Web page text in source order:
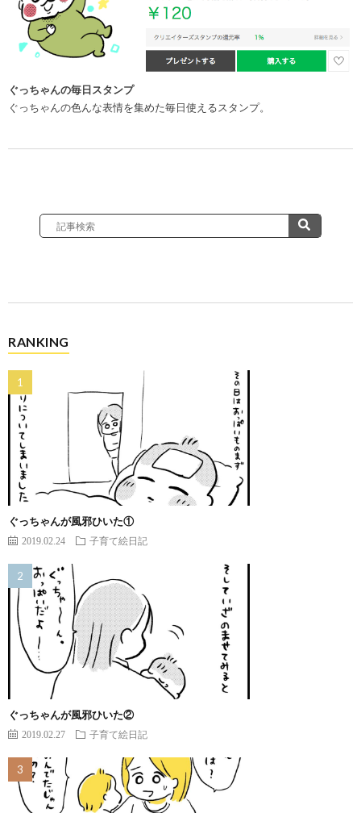
ぐっちゃんの毎日スタンプ
ぐっちゃんの色んな表情を集めた毎日使えるスタンプ。
RANKING
ぐっちゃんが風邪ひいた①
2019.02.24 子育て絵日記
ぐっちゃんが風邪ひいた②
2019.02.27 子育て絵日記